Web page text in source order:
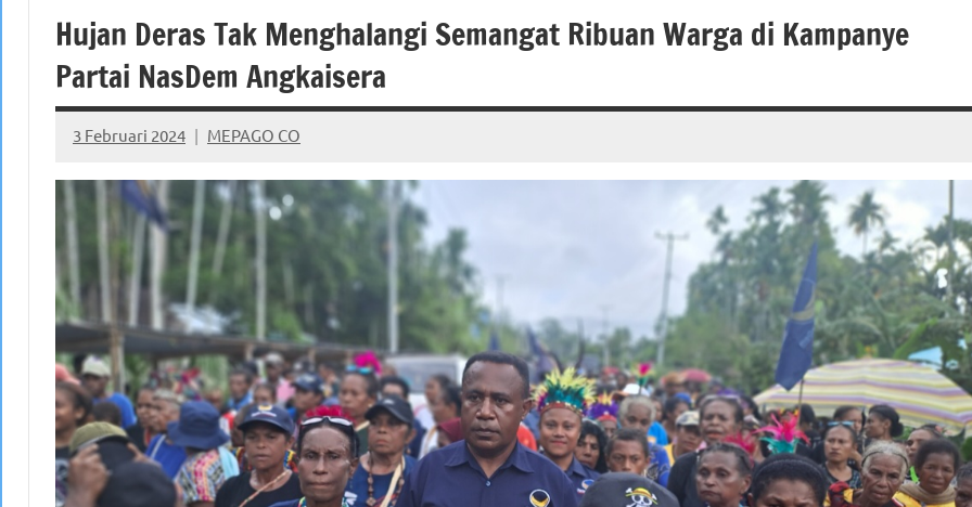
Hujan Deras Tak Menghalangi Semangat Ribuan Warga di Kampanye
Partai NasDem Angkaisera
3 Februari 2024 MEPAGO CO
No
comments